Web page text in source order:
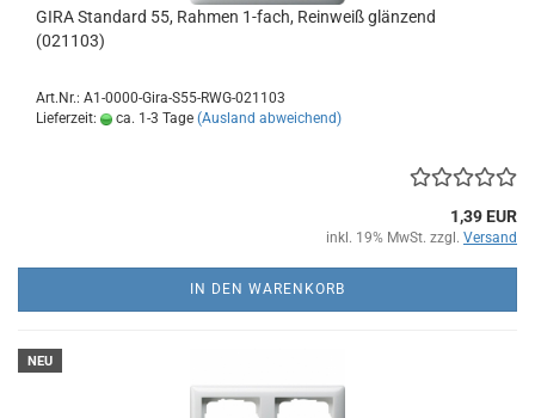
GIRA Standard 55, Rahmen 1-fach, Reinweiß glänzend
(021103)
Art.Nr.: A1-0000-Gira-S55-RWG-021103
Lieferzeit:
ca. 1-3 Tage (Ausland abweichend)
1,39 EUR
inkl. 19% MwSt. zzgl. Versand
IN DEN WARENKORB
NEU